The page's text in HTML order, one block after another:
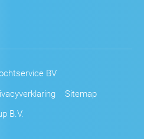
BV
Sitemap
B.V.